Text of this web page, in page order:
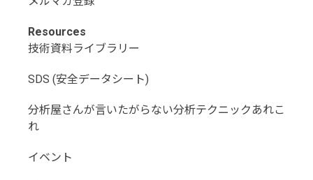
Resources
技術資料ライブラリー
SDS (安全データシート)
分析屋さんが言いたがらない分析テクニックあれこ
れ
イベント